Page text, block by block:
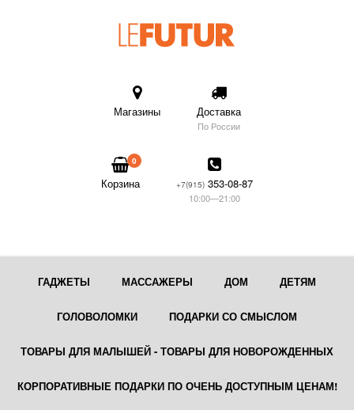
Магазины Доставка
По России
0
Корзина +7(915) 353-08-87
10:00—21:00
ГАДЖЕТЫ МАССАЖЕРЫ ДОМ ДЕТЯМ
ГОЛОВОЛОМКИ ПОДАРКИ СО СМЫСЛОМ
ТОВАРЫ ДЛЯ МАЛЫШЕЙ - ТОВАРЫ ДЛЯ НОВОРОЖДЕННЫХ
КОРПОРАТИВНЫЕ ПОДАРКИ ПО ОЧЕНЬ ДОСТУПНЫМ ЦЕНАМ!